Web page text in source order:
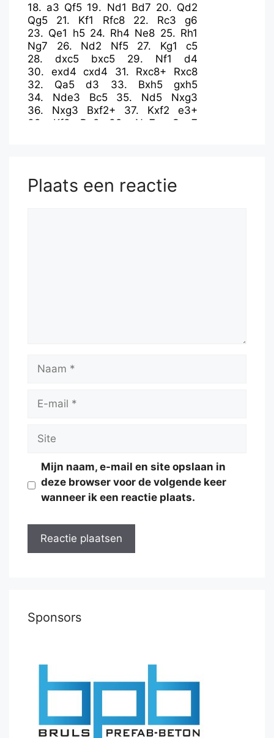
18. a3 Qf5 19. Nd1 Bd7 20. Qd2
Qg5
21. Kf1 Rfc8 22. Rc3
g6
23. Qe1 h5 24. Rh4 Ne8 25. Rh1
Ng7
26. Nd2 Nf5 27. Kg1
c5
28. dxc5 bxc5 29. Nf1
d4
30. exd4 cxd4 31. Rxc8+
Rxc8
32. Qa5 d3 33. Bxh5
gxh5
34. Nde3 Bc5 35. Nd5
Nxg3
36. Nxg3 Bxf2+ 37. Kxf2
e3+
38. Kf3 Re8 39. Ne7+
Qxe7
Plaats een reactie
Naam
Site
Mijn naam, e-mail en site opslaan in
deze browser voor de volgende keer
wanneer ik een reactie plaats.
Sponsors